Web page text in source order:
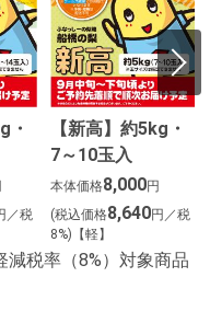
・
／税
【新高】約5kg・
7～10玉入
本体価格8,000円
(税込価格8,640円／税
8%)【軽】
減税率（8%）対象商品